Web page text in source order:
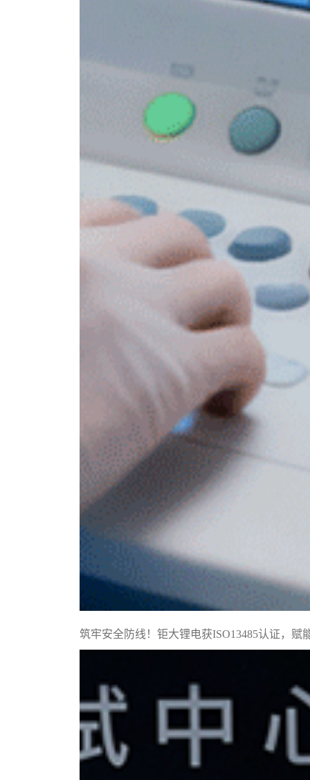
筑牢安全防线！钜大锂电获ISO13485认证，赋